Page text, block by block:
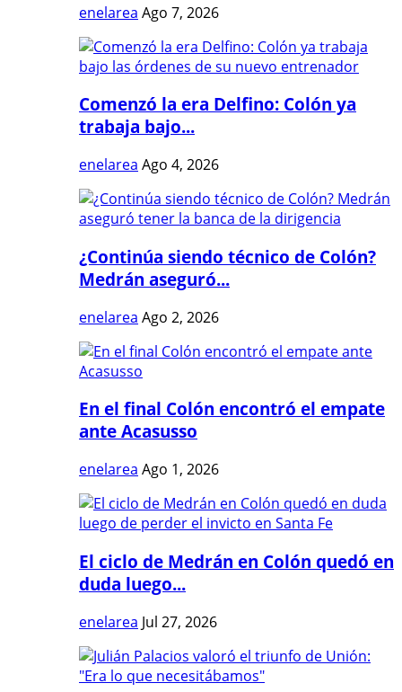
enelarea Ago 7, 2026
Comenzó la era Delfino: Colón ya
trabaja bajo...
enelarea Ago 4, 2026
¿Continúa siendo técnico de Colón?
Medrán aseguró...
enelarea Ago 2, 2026
En el final Colón encontró el empate
ante Acasusso
enelarea Ago 1, 2026
El ciclo de Medrán en Colón quedó en
duda luego...
enelarea Jul 27, 2026